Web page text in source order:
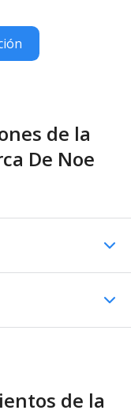
de la
De Noe
infantil
de la